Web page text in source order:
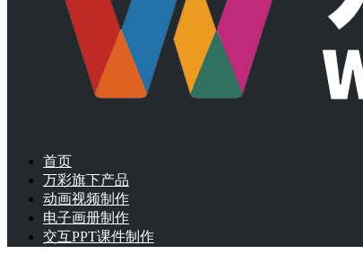
首页
万彩旗下产品
动画视频制作
电子画册制作
交互PPT课件制作